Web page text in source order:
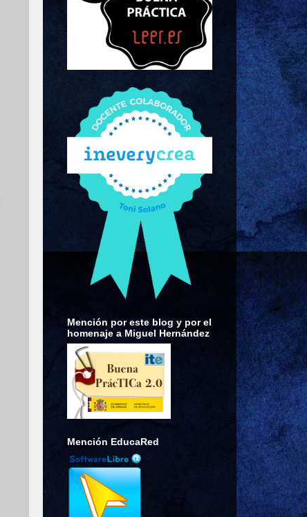
Mención por este blog y por el
homenaje a Miguel Hernández
Mención EducaRed